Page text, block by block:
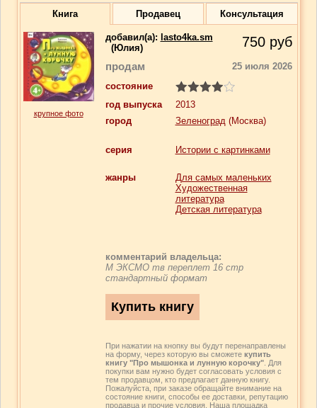
Книга Продавец Консультация
крупное фото
добавил(a): lasto4ka.sm
(Юлия)
750 руб
продам
25 июля 2026
состояние
год выпуска
2013
город
Зеленоград(Москва)
серия Истории с картинками
жанры
Для самых маленьких
Художественная
литература
Детская литература
комментарий владельца:
М ЭКСМО тв переплет 16 стр
стандартный формат
При нажатии на кнопку вы будут перенаправлены
на форму, через которую вы сможете купить
книгу "Про мышонка и лунную корочку". Для
покупки вам нужно будет согласовать условия с
тем продавцом, кто предлагает данную книгу.
Пожалуйста, при заказе обращайте внимание на
состояние книги, способы ее доставки, репутацию
продавца и прочие условия. Наша площадка